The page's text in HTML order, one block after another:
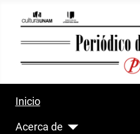
Inicio
Acerca de